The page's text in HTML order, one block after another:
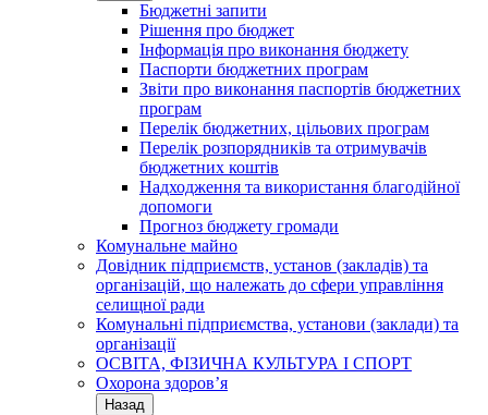
Бюджетні запити
Рішення про бюджет
Інформація про виконання бюджету
Паспорти бюджетних програм
Звіти про виконання паспортів бюджетних
програм
Перелік бюджетних, цільових програм
Перелік розпорядників та отримувачів
бюджетних коштів
Надходження та використання благодійної
допомоги
Прогноз бюджету громади
Комунальне майно
Довідник підприємств, установ (закладів) та
організацій, що належать до сфери управління
селищної ради
Комунальні підприємства, установи (заклади) та
організації
ОСВІТА, ФІЗИЧНА КУЛЬТУРА І СПОРТ
Охорона здоров’я
Назад